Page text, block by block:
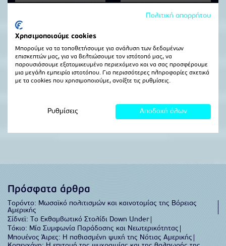
Πρόσφατα άρθρα
Τορόντο: Μωσαϊκό πολιτισμών και καινοτομίας της Βόρειας
Αμερικής
Σίδνεϊ: Το Εκθαμβωτικό Στολίδι Down Under
Τόκιο: Μία Συμφωνία Παράδοσης και Νεωτερικότητας
Μπουένος Άιρες: Η παθιασμένη ψυχή της Νότιας Αμερικής